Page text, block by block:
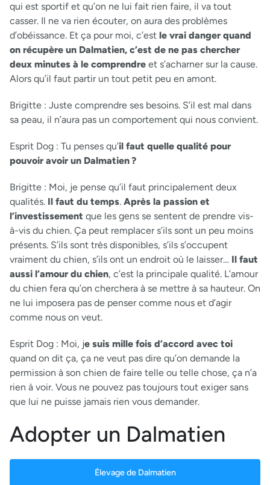
qui est sportif et qu’on ne lui fait rien faire, il va tout
casser. Il ne va rien écouter, on aura des problèmes
d’obéissance. Et ça pour moi, c’est le vrai danger quand
on récupère un Dalmatien, c’est de ne pas chercher
deux minutes à le comprendre et s’acharner sur la cause.
Alors qu’il faut partir un tout petit peu en amont.
Brigitte : Juste comprendre ses besoins. S’il est mal dans
sa peau, il n’aura pas un comportement qui nous convient.
Esprit Dog : Tu penses qu’il faut quelle qualité pour
pouvoir avoir un Dalmatien ?
Brigitte : Moi, je pense qu’il faut principalement deux
qualités. Il faut du temps. Après la passion et
l’investissement que les gens se sentent de prendre vis-
à-vis du chien. Ça peut remplacer s’ils sont un peu moins
présents. S’ils sont très disponibles, s’ils s’occupent
vraiment du chien, s’ils ont un endroit où le laisser… Il faut
aussi l’amour du chien, c’est la principale qualité. L’amour
du chien fera qu’on cherchera à se mettre à sa hauteur. On
ne lui imposera pas de penser comme nous et d’agir
comme nous on veut.
Esprit Dog : Moi, je suis mille fois d’accord avec toi
quand on dit ça, ça ne veut pas dire qu’on demande la
permission à son chien de faire telle ou telle chose, ça n’a
rien à voir. Vous ne pouvez pas toujours tout exiger sans
que lui ne puisse jamais rien vous demander.
Adopter un Dalmatien
Élevage de Dalmatien